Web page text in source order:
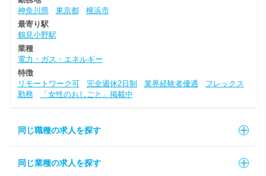
神奈川県
東京都
横浜市
最寄り駅
鶴見小野駅
業種
電力・ガス・エネルギー
特徴
リモートワーク可
完全週休2日制 業界経験者優遇
フレックス
勤務
「女性のおしごと」掲載中
同じ職種の求人を探す
同じ業種の求人を探す